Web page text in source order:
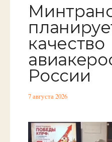
качество
России
7 августа 2026